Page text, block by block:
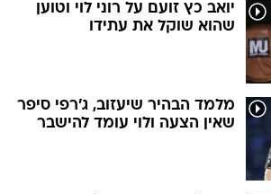
יואב כץ זועם על רוני לוי וטוען
שהוא שוקל את עתידו
מלמד הבהיר שיעזוב, ג'רפי סיפר
שאין הצעה ולוי עומד להישבר